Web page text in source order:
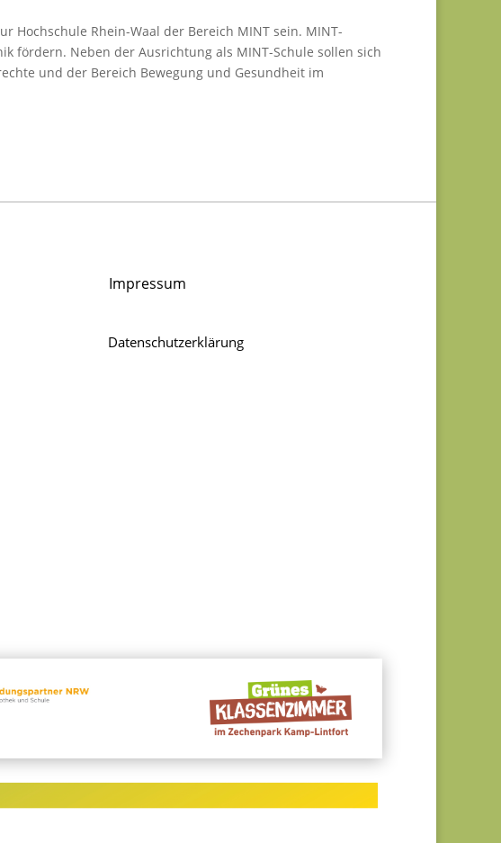
Hochschule Rhein-Waal der Bereich MINT sein. MINT-
fördern. Neben der Ausrichtung als MINT-Schule sollen sich
und der Bereich Bewegung und Gesundheit im
Impressum
Datenschutzerklärung